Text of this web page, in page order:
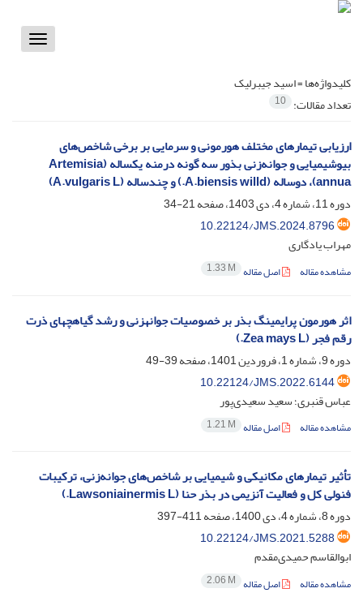
Toggle
کلیدواژه‌ها =اسید جیبرلیک
تعداد مقالات: 10
ارزیابی تیمارهای مختلف هورمونی و سرمایی بر برخی شاخص‌های
بیوشیمیایی و جوانه‌زنی بذور سه‌ گونه درمنه یکساله (Artemisia
annua)، دوساله (A.biensis willd.) و چندساله (A.vulgaris L)
دوره 11، شماره 4، دی 1403، صفحه
21-34
10.22124/JMS.2024.8796
مهراب یادگاری
مشاهده مقاله اصل مقاله 1.33 M
اثر هورمون پرایمینگ بذر بر خصوصیات جوانه‏زنی و رشد گیاهچه‏ای‏ ذرت
رقم فجر (Zea mays L.)
دوره 9، شماره 1، فروردین 1401، صفحه
39-49
10.22124/JMS.2022.6144
عباس قنبری؛ سعید سعیدی‌پور
مشاهده مقاله اصل مقاله 1.21 M
تأثیر تیمارهای مکانیکی و شیمیایی بر شاخص‌های جوانه‌زنی، ترکیبات
فنولی کل و فعالیت آنزیمی در بذر حنا (Lawsoniainermis L.)
دوره 8، شماره 4، دی 1400، صفحه
411-397
10.22124/JMS.2021.5288
ابوالقاسم حمیدی‌مقدم
مشاهده مقاله اصل مقاله 2.06 M